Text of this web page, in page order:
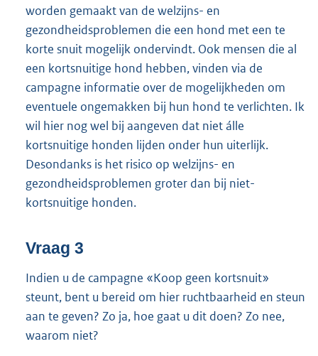
worden gemaakt van de welzijns- en
gezondheidsproblemen die een hond met een te
korte snuit mogelijk ondervindt. Ook mensen die al
een kortsnuitige hond hebben, vinden via de
campagne informatie over de mogelijkheden om
eventuele ongemakken bij hun hond te verlichten. Ik
wil hier nog wel bij aangeven dat niet álle
kortsnuitige honden lijden onder hun uiterlijk.
Desondanks is het risico op welzijns- en
gezondheidsproblemen groter dan bij niet-
kortsnuitige honden.
Vraag 3
Indien u de campagne «Koop geen kortsnuit»
steunt, bent u bereid om hier ruchtbaarheid en steun
aan te geven? Zo ja, hoe gaat u dit doen? Zo nee,
waarom niet?